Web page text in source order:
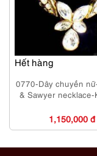
Hết hàng
0770-Dây chuyền
& Sawyer necklace-
1,150,000 đ